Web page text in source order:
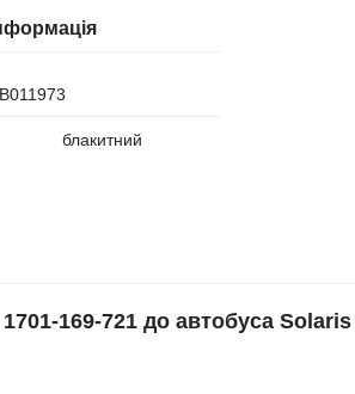
блакитний
169-721 до автобуса